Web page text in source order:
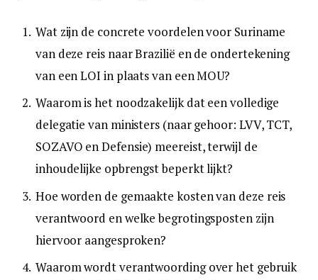
Wat zijn de concrete voordelen voor Suriname
van deze reis naar Brazilië en de ondertekening
van een LOI in plaats van een MOU?
Waarom is het noodzakelijk dat een volledige
delegatie van ministers (naar gehoor: LVV, TCT,
SOZAVO en Defensie) meereist, terwijl de
inhoudelijke opbrengst beperkt lijkt?
Hoe worden de gemaakte kosten van deze reis
verantwoord en welke begrotingsposten zijn
hiervoor aangesproken?
Waarom wordt verantwoording over het gebruik